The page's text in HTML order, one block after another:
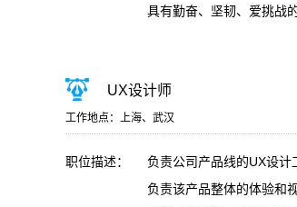
具有勤奋、坚韧、爱挑战的
UX设计师
工作地点：上海、武汉
职位描述：
负责公司产品线的UX设计
负责该产品整体的体验和